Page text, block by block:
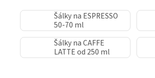
Šálky na ESPRESSO
50-70 ml
Šálky na CAFFE
LATTE od 250 ml